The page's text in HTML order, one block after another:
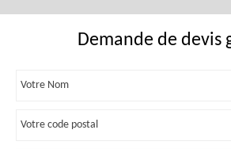
Demande de devis